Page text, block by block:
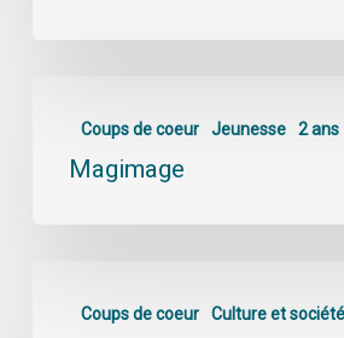
Coups de coeur Jeunesse 2 ans
Magimage
Coups de coeur Culture et société